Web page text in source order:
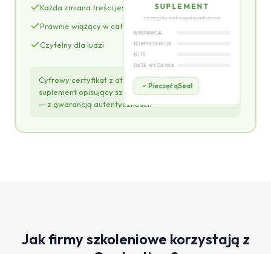
SUPLEMENT
szczegóły mikropoświadczenia
WYSTAWCA
KOMPETENCJE
ECTS
DATA WYDANIA
Pieczęć qSeal
Każda zmiana treści jest wykrywana
Prawnie wiążący w całej UE
Czytelny dla ludzi
Cyfrowy certyfikat z atrakcyjną wizualizacją oraz
suplement opisujący szczegóły mikropoświadczenia
— z gwarancją autentyczności.
Jak firmy szkoleniowe korzystają z